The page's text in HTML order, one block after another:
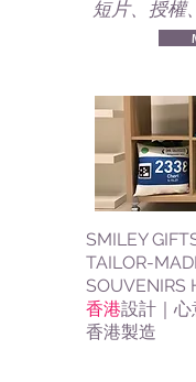
短片、授權
SMILEY
TAILOR-
SOUVENIRS
香港設計｜心
香港製造